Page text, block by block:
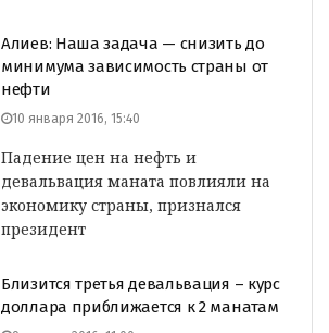
Алиев: Наша задача — снизить до
минимума зависимость страны от
нефти
10 января 2016, 15:40
Падение цен на нефть и
девальвация маната повлияли на
экономику страны, признался
президент
Близится третья девальвация – курс
доллара приближается к 2 манатам